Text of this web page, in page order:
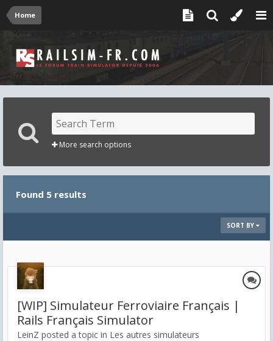
Home
More search options
Found 5 results
SORT BY
[WIP] Simulateur Ferroviaire Français |
Rails Français Simulator
LeinZ posted a topic in Les autres simulateurs